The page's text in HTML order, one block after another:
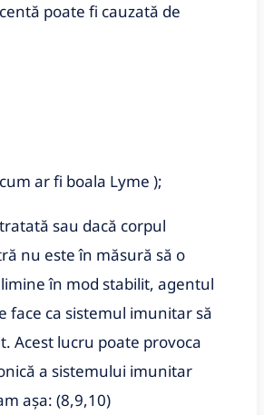
poate fi cauzată de
ar fi boala Lyme );
sau dacă corpul
nu este în măsură să o
în mod stabilit, agentul
face ca sistemul imunitar să
Acest lucru poate provoca
a sistemului imunitar
așa: (8,9,10)